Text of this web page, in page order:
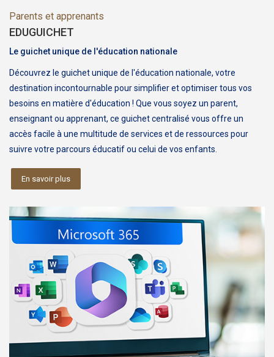
Parents et apprenants
EDUGUICHET
Le guichet unique de l'éducation nationale
Découvrez le guichet unique de l'éducation nationale, votre
destination incontournable pour simplifier et optimiser tous vos
besoins en matière d'éducation ! Que vous soyez un parent,
enseignant ou apprenant, ce guichet centralisé vous offre un
accès facile à une multitude de services et de ressources pour
suivre votre parcours éducatif ou celui de vos enfants.
En savoir plus